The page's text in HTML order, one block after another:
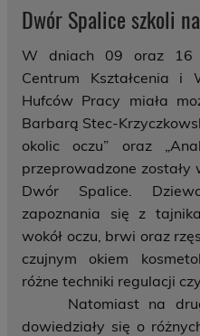
Dwór Spalice szkoli
W dniach 09 oraz 16
Centrum Kształcenia i
Hufców Pracy miała
Barbarą Stec-
okolic oczu” oraz
przeprowadzone
Dwór Spalice.
zapoznania się z
wokół oczu, brwi oraz
czujnym okiem
różne techniki regulacji
Natomiast na
dowiedziały się o